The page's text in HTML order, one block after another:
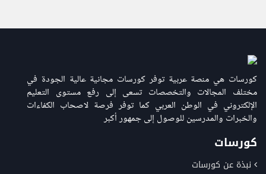
كورسات هي منصة عربية توفر كورسات مجانية عالية الجودة في
مختلف المجالات والتخصصات تسعى إلى رفع مستوى التعليم
الإلكتروني في الوطن العربي كما توفر فرصة لاصحاب الكفاءات
والخبرات والمدرسين للوصول إلى جمهور أكبر
كورسات
نبذة عن كورسات